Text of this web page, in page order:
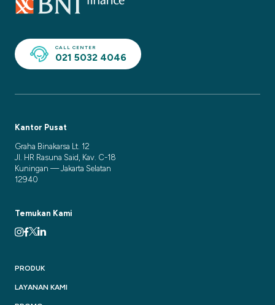
CALL CENTER
021 5032 4046
Kantor Pusat
Graha Binakarsa Lt. 12
Jl. HR Rasuna Said, Kav. C-18
Kuningan — Jakarta Selatan
12940
PRODUK
LAYANAN KAMI
Temukan Kami